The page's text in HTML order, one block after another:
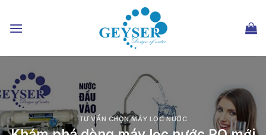
đến
nội
TƯ VẤN CHỌN MÁY LỌC NƯỚC